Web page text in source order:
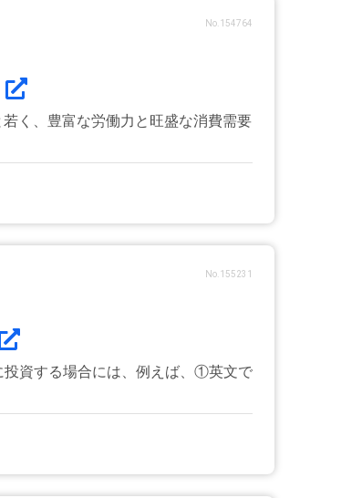
No.154764
く、豊富な労働力と旺盛な消費需要
No.155231
投資する場合には、例えば、①英文で